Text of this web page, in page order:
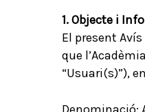
1. Objecte i
El present
que
“Usuari(s)”),